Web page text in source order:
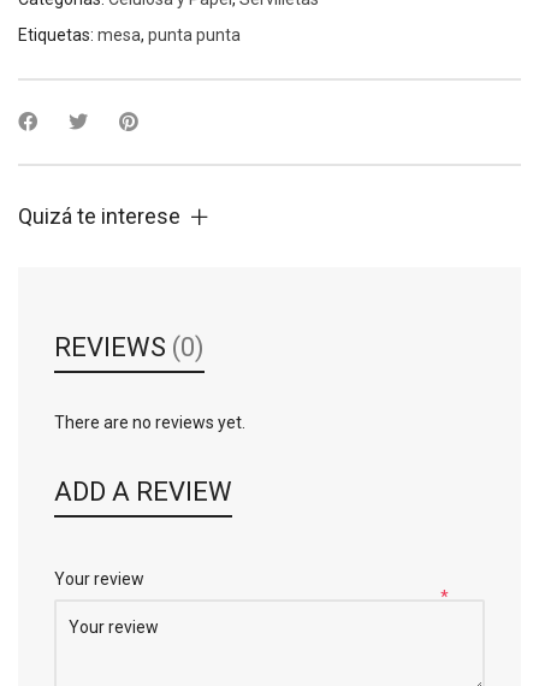
Etiquetas: mesa, punta punta
Quizá te interese
REVIEWS (0)
There are no reviews yet.
ADD A REVIEW
Your review
*